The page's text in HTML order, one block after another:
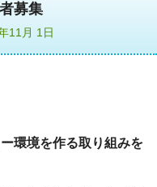
募集
11月 1日
環境を作る取り組みを